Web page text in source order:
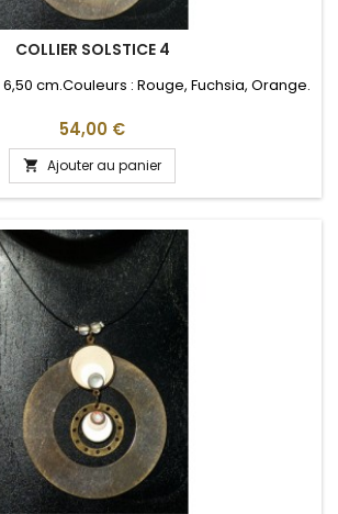
COLLIER SOLSTICE 4
cm.Couleurs : Rouge, Fuchsia, Orange.
Prix
54,00 €
 Ajouter au panier